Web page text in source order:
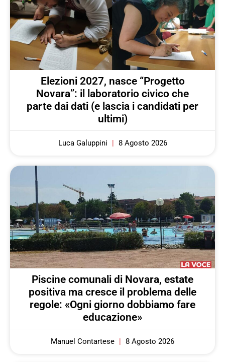
Elezioni 2027, nasce “Progetto
Novara”: il laboratorio civico che
parte dai dati (e lascia i candidati per
ultimi)
Luca Galuppini 8 Agosto 2026
Piscine comunali di Novara, estate
positiva ma cresce il problema delle
regole: «Ogni giorno dobbiamo fare
educazione»
Manuel Contartese 8 Agosto 2026